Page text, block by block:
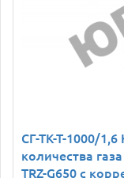
СГ-ТК-Т-1000/
количества
TRZ-G650 с